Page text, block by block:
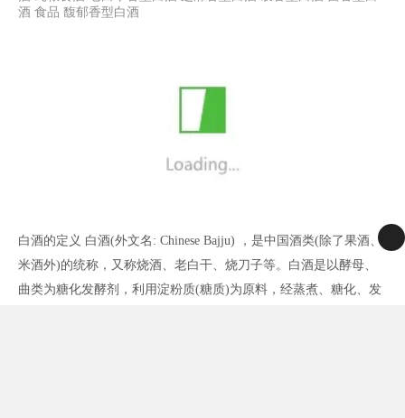
酒 食品 馥郁香型白酒
白酒的定义 白酒(外文名: Chinese Bajju) ，是中国酒类(除了果酒、
米酒外)的统称，又称烧酒、老白干、烧刀子等。白酒是以酵母、
曲类为糖化发酵剂，利用淀粉质(糖质)为原料，经蒸煮、糖化、发